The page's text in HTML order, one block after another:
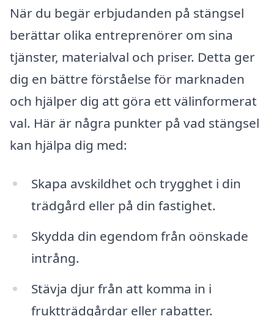
När du begär erbjudanden på stängsel
berättar olika entreprenörer om sina
tjänster, materialval och priser. Detta ger
dig en bättre förståelse för marknaden
och hjälper dig att göra ett välinformerat
val. Här är några punkter på vad stängsel
kan hjälpa dig med:
Skapa avskildhet och trygghet i din
trädgård eller på din fastighet.
Skydda din egendom från oönskade
intrång.
Stävja djur från att komma in i
fruktträdgårdar eller rabatter.